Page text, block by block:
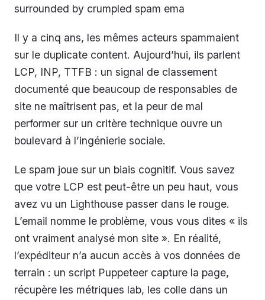
surrounded by crumpled spam ema
Il y a cinq ans, les mêmes acteurs spammaient
sur le duplicate content. Aujourd’hui, ils parlent
LCP, INP, TTFB : un signal de classement
documenté que beaucoup de responsables de
site ne maîtrisent pas, et la peur de mal
performer sur un critère technique ouvre un
boulevard à l’ingénierie sociale.
Le spam joue sur un biais cognitif. Vous savez
que votre LCP est peut-être un peu haut, vous
avez vu un Lighthouse passer dans le rouge.
L’email nomme le problème, vous vous dites « ils
ont vraiment analysé mon site ». En réalité,
l’expéditeur n’a aucun accès à vos données de
terrain : un script Puppeteer capture la page,
récupère les métriques lab, les colle dans un